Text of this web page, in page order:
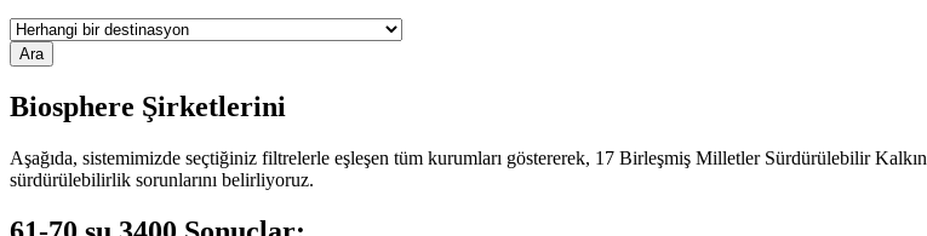
Biosphere Şirketlerini
Aşağıda, sistemimizde seçtiğiniz filtrelerle eşleşen tüm kurumları göstererek, 17 Birleşmiş Milletler Sürdürülebilir
sürdürülebilirlik sorunlarını belirliyoruz.